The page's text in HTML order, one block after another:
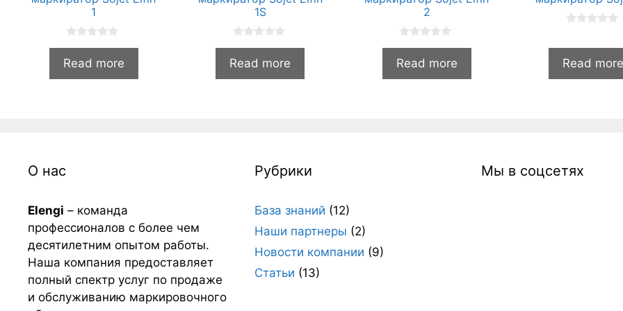
1
з
Read more
1S
з
Read more
2
з
Read more
5
Read more
О нас
Elengi – команда
профессионалов с более чем
десятилетним опытом работы.
Наша компания предоставляет
полный спектр услуг по продаже
и обслуживанию маркировочного
Рубрики
База знаний (12)
Наши партнеры (2)
Новости компании (9)
Статьи (13)
Мы в соцсетях